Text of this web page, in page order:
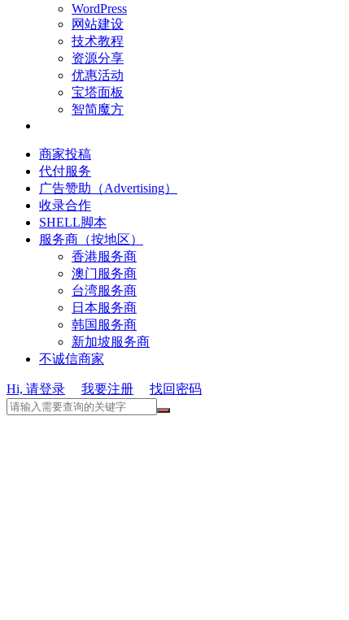
WordPress
网站建设
技术教程
资源分享
优惠活动
宝塔面板
智简魔方
商家投稿
代付服务
广告赞助（Advertising）
收录合作
SHELL脚本
服务商（按地区）
香港服务商
澳门服务商
台湾服务商
日本服务商
韩国服务商
新加坡服务商
不诚信商家
Hi, 请登录 我要注册 找回密码